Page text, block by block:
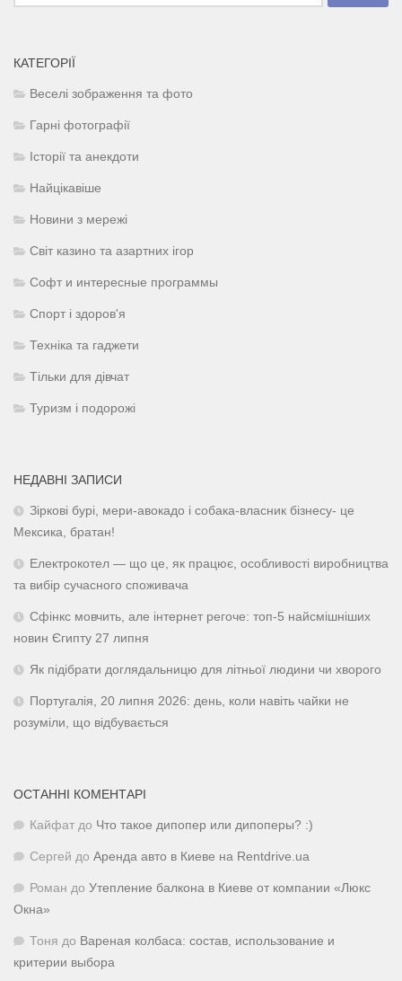
КАТЕГОРІЇ
Веселі зображення та фото
Гарні фотографії
Історії та анекдоти
Найцікавіше
Новини з мережі
Світ казино та азартних ігор
Софт и интересные программы
Спорт і здоров'я
Техніка та гаджети
Тільки для дівчат
Туризм і подорожі
НЕДАВНІ ЗАПИСИ
Зіркові бурі, мери-авокадо і собака-власник бізнесу- це
Мексика, братан!
Електрокотел — що це, як працює, особливості виробництва
та вибір сучасного споживача
Сфінкс мовчить, але інтернет регоче: топ-5 найсмішніших
новин Єгипту 27 липня
Як підібрати доглядальницю для літньої людини чи хворого
Португалія, 20 липня 2026: день, коли навіть чайки не
розуміли, що відбувається
ОСТАННІ КОМЕНТАРІ
Кайфат до Что такое дипопер или дипоперы? :)
Сергей до Аренда авто в Киеве на Rentdrive.ua
Роман до Утепление балкона в Киеве от компании «Люкс
Окна»
Тоня до Вареная колбаса: состав, использование и
критерии выбора